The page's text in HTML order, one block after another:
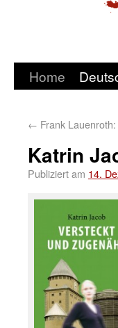
Home
← Frank
Katrin
Publiziert am 14.